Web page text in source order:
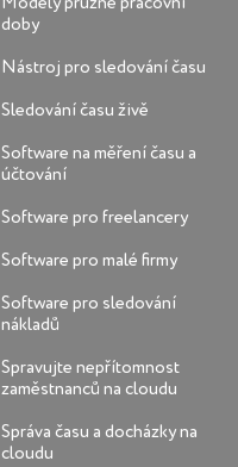
doby
Nástroj pro sledování času
Sledování času živě
Software na měření času a
účtování
Software pro freelancery
Software pro malé firmy
Software pro sledování
nákladů
Spravujte nepřítomnost
zaměstnanců na cloudu
Správa času a docházky na
cloudu